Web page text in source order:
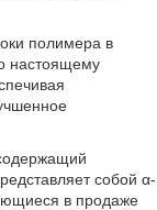
полимера в
настоящему
собой α-
в продаже